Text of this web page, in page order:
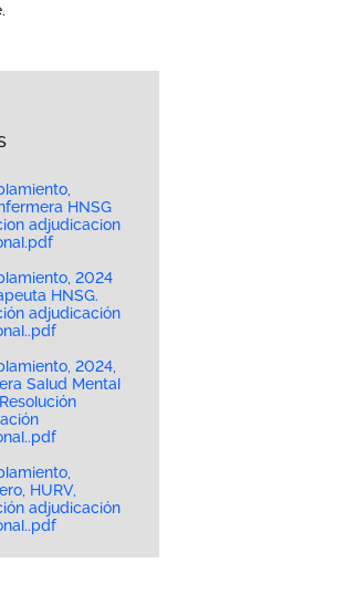
HNSG
adjudicacion
2024
HNSG.
adjudicación
2024,
Salud Mental
HURV,
adjudicación